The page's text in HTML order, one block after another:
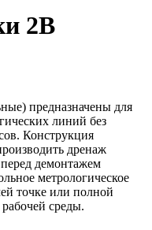
2В
предназначены для
линий без
Конструкция
дренаж
демонтажем
метрологическое
точке или полной
среды.